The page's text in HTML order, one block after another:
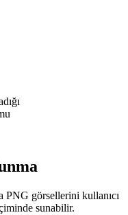
görsellerini kullanıcı
sunabilir.